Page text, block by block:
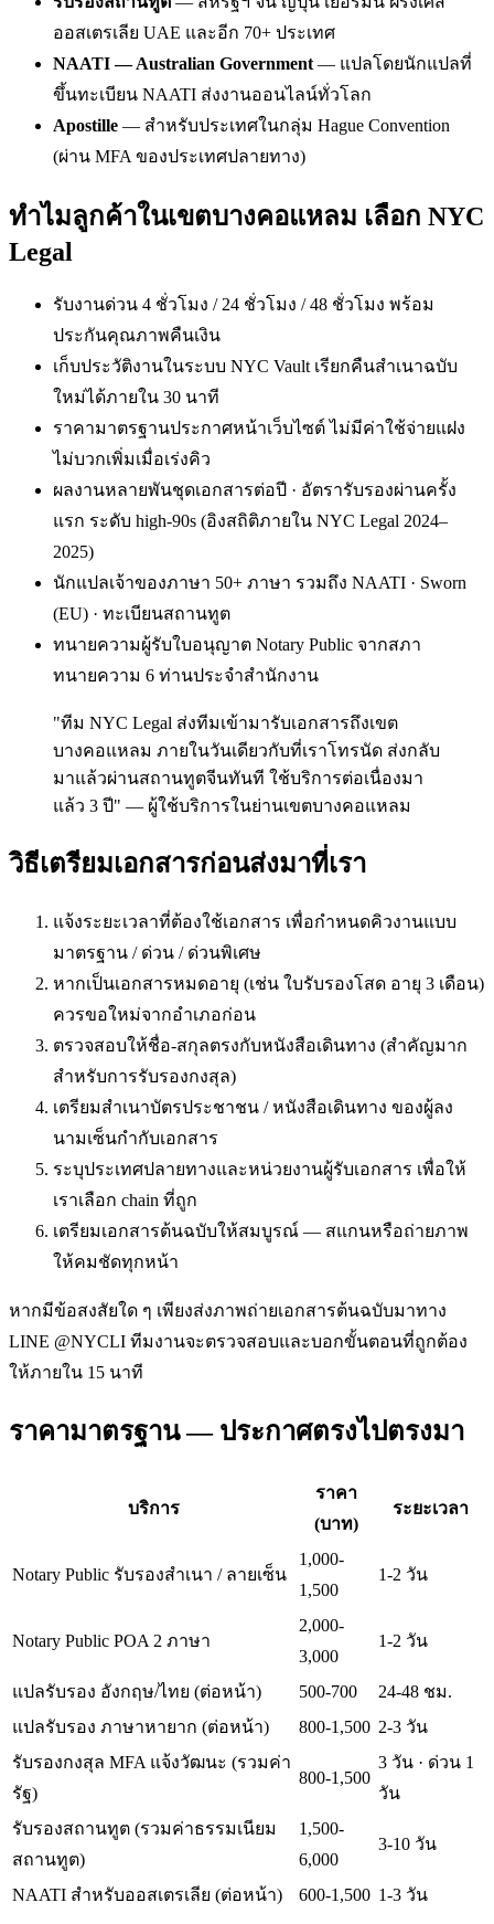
ออสเตรเลีย UAE และอีก 70+ ประเทศ
NAATI — Australian Government — แปลโดยนักแปลที่
ขึ้นทะเบียน NAATI ส่งงานออนไลน์ทั่วโลก
Apostille — สำหรับประเทศในกลุ่ม Hague Convention
(ผ่าน MFA ของประเทศปลายทาง)
ทำไมลูกค้าในเขตบางคอแหลม เลือก NYC
Legal
รับงานด่วน 4 ชั่วโมง / 24 ชั่วโมง / 48 ชั่วโมง พร้อม
ประกันคุณภาพคืนเงิน
เก็บประวัติงานในระบบ NYC Vault เรียกคืนสำเนาฉบับ
ใหม่ได้ภายใน 30 นาที
ราคามาตรฐานประกาศหน้าเว็บไซต์ ไม่มีค่าใช้จ่ายแฝง
ไม่บวกเพิ่มเมื่อเร่งคิว
ผลงานหลายพันชุดเอกสารต่อปี · อัตรารับรองผ่านครั้ง
แรก ระดับ high-90s (อิงสถิติภายใน NYC Legal 2024–
2025)
นักแปลเจ้าของภาษา 50+ ภาษา รวมถึง NAATI · Sworn
(EU) · ทะเบียนสถานทูต
ทนายความผู้รับใบอนุญาต Notary Public จากสภา
ทนายความ 6 ท่านประจำสำนักงาน
"ทีม NYC Legal ส่งทีมเข้ามารับเอกสารถึงเขต
บางคอแหลม ภายในวันเดียวกับที่เราโทรนัด ส่งกลับ
มาแล้วผ่านสถานทูตจีนทันที ใช้บริการต่อเนื่องมา
แล้ว 3 ปี" — ผู้ใช้บริการในย่านเขตบางคอแหลม
วิธีเตรียมเอกสารก่อนส่งมาที่เรา
แจ้งระยะเวลาที่ต้องใช้เอกสาร เพื่อกำหนดคิวงานแบบ
มาตรฐาน / ด่วน / ด่วนพิเศษ
หากเป็นเอกสารหมดอายุ (เช่น ใบรับรองโสด อายุ 3 เดือน)
ควรขอใหม่จากอำเภอก่อน
ตรวจสอบให้ชื่อ-สกุลตรงกับหนังสือเดินทาง (สำคัญมาก
สำหรับการรับรองกงสุล)
เตรียมสำเนาบัตรประชาชน / หนังสือเดินทาง ของผู้ลง
นามเซ็นกำกับเอกสาร
ระบุประเทศปลายทางและหน่วยงานผู้รับเอกสาร เพื่อให้
เราเลือก chain ที่ถูก
เตรียมเอกสารต้นฉบับให้สมบูรณ์ — สแกนหรือถ่ายภาพ
ให้คมชัดทุกหน้า
หากมีข้อสงสัยใด ๆ เพียงส่งภาพถ่ายเอกสารต้นฉบับมาทาง
LINE @NYCLI ทีมงานจะตรวจสอบและบอกขั้นตอนที่ถูกต้อง
ให้ภายใน 15 นาที
ราคามาตรฐาน — ประกาศตรงไปตรงมา
บริการ
ราคา
(บาท)
ระยะเวลา
Notary Public รับรองสำเนา / ลายเซ็น
1,000-
1,500
1-2 วัน
Notary Public POA 2 ภาษา
2,000-
3,000
1-2 วัน
แปลรับรอง อังกฤษ/ไทย (ต่อหน้า) 500-700
24-48 ชม.
แปลรับรอง ภาษาหายาก (ต่อหน้า)
800-1,500 2-3 วัน
รับรองกงสุล MFA แจ้งวัฒนะ (รวมค่า
รัฐ)
800-1,500
3 วัน · ด่วน 1
วัน
รับรองสถานทูต (รวมค่าธรรมเนียม
สถานทูต)
1,500-
6,000
3-10 วัน
NAATI สำหรับออสเตรเลีย (ต่อหน้า) 600-1,500 1-3 วัน